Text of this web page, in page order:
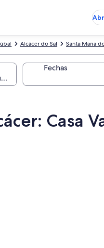
Santa Maria
Alcácer do Sal
Fechas
Casa